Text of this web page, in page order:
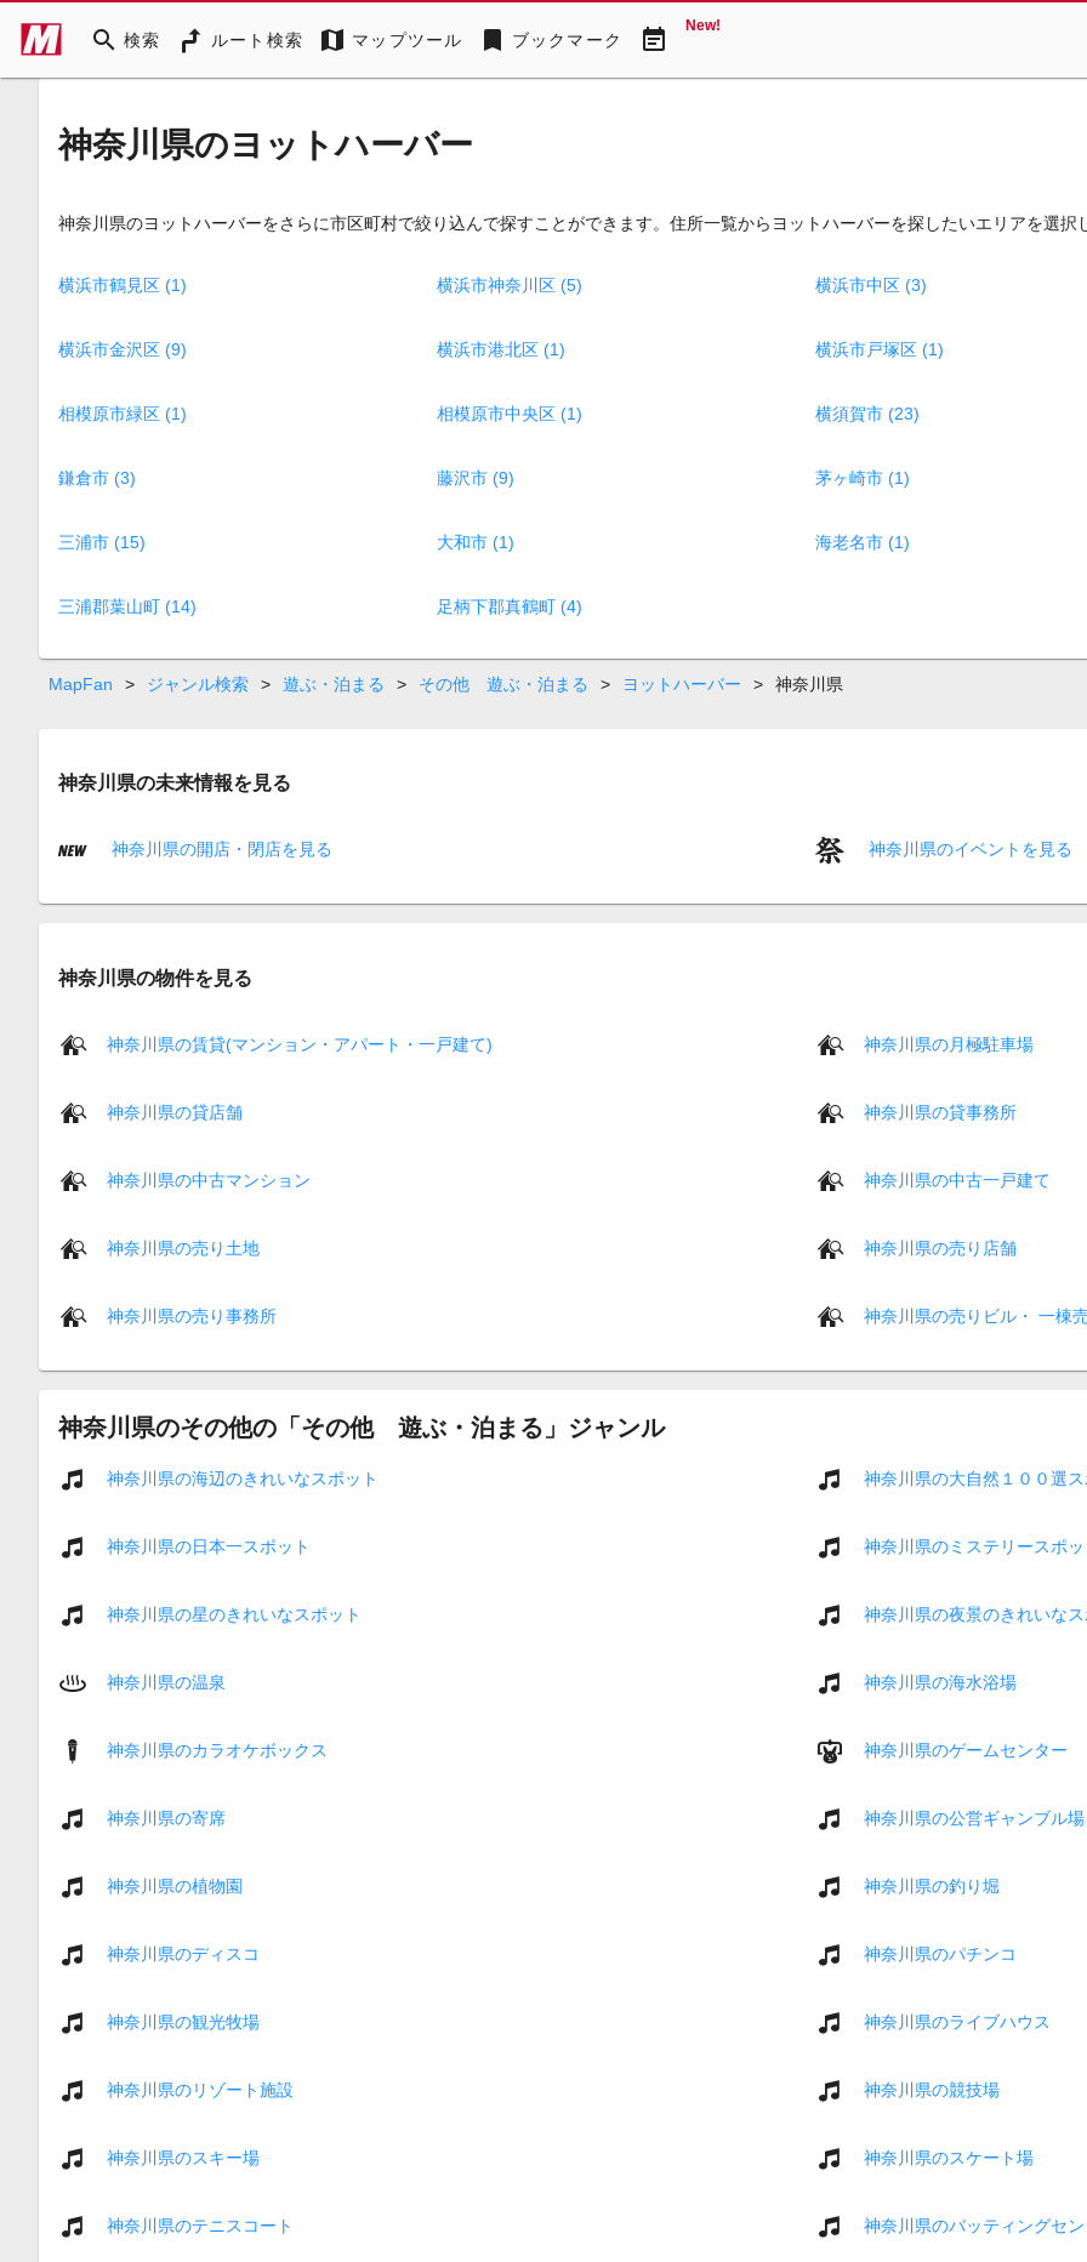
search 検索 ルート検索 map マップツール bookmark ブックマーク event_note New!
神奈川県のヨットハーバー
神奈川県のヨットハーバーをさらに市区町村で絞り込んで探すことができます。住所一覧からヨットハーバーを探したいエリアを選択
横浜市鶴見区 (1) 横浜市神奈川区 (5) 横浜市中区 (3)
横浜市金沢区 (9) 横浜市港北区 (1) 横浜市戸塚区 (1)
相模原市緑区 (1) 相模原市中央区 (1) 横須賀市 (23)
鎌倉市 (3) 藤沢市 (9) 茅ヶ崎市 (1)
三浦市 (15) 大和市 (1) 海老名市 (1)
三浦郡葉山町 (14) 足柄下郡真鶴町 (4)
MapFan > ジャンル検索 > 遊ぶ・泊まる > その他 遊ぶ・泊まる > ヨットハーバー > 神奈川県
神奈川県の未来情報を見る
神奈川県の開店・閉店を見る 神奈川県のイベントを見る
神奈川県の物件を見る
神奈川県の賃貸(マンション・アパート・一戸建て) 神奈川県の月極駐車場
神奈川県の貸店舗 神奈川県の貸事務所
神奈川県の中古マンション 神奈川県の中古一戸建て
神奈川県の売り土地 神奈川県の売り店舗
神奈川県の売り事務所 神奈川県の売りビル・ 一棟
神奈川県のその他の「その他 遊ぶ・泊まる」ジャンル
神奈川県の海辺のきれいなスポット 神奈川県の大自然１００選ス
神奈川県の日本一スポット 神奈川県のミステリースポッ
神奈川県の星のきれいなスポット 神奈川県の夜景のきれいなス
神奈川県の温泉 神奈川県の海水浴場
神奈川県のカラオケボックス 神奈川県のゲームセンター
神奈川県の寄席 神奈川県の公営ギャンブル場
神奈川県の植物園 神奈川県の釣り堀
神奈川県のディスコ 神奈川県のパチンコ
神奈川県の観光牧場 神奈川県のライブハウス
神奈川県のリゾート施設 神奈川県の競技場
神奈川県のスキー場 神奈川県のスケート場
神奈川県のテニスコート 神奈川県のバッティングセ